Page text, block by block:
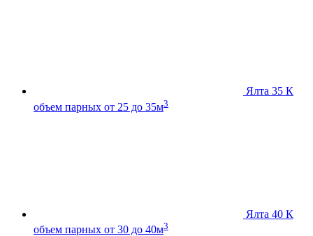
Ялта 35 К
объем парных от 25 до 35м3
Ялта 40 К
объем парных от 30 до 40м3